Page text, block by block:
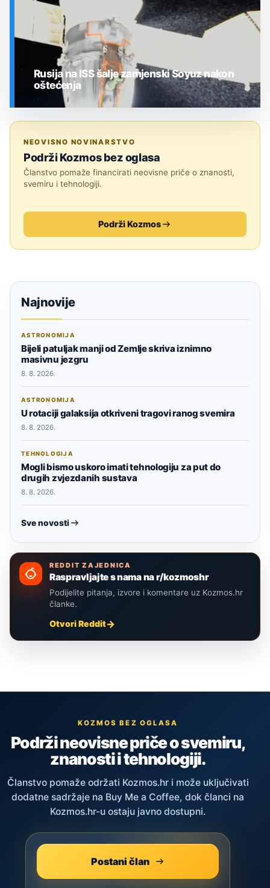
Rusija na ISS šalje zamjenski Soyuz nakon
oštećenja
NEOVISNO NOVINARSTVO
Podrži Kozmos bez oglasa
Članstvo pomaže financirati neovisne priče o znanosti,
svemiru i tehnologiji.
Podrži Kozmos
Najnovije
ASTRONOMIJA
Bijeli patuljak manji od Zemlje skriva iznimno
masivnu jezgru
8. 8. 2026.
ASTRONOMIJA
U rotaciji galaksija otkriveni tragovi ranog svemira
8. 8. 2026.
TEHNOLOGIJA
Mogli bismo uskoro imati tehnologiju za put do
drugih zvjezdanih sustava
8. 8. 2026.
Sve novosti
REDDIT ZAJEDNICA
Raspravljajte s nama na r/kozmoshr
Podijelite pitanja, izvore i komentare uz Kozmos.hr
članke.
Otvori Reddit
KOZMOS BEZ OGLASA
Podrži neovisne priče o svemiru,
znanosti i tehnologiji.
Članstvo pomaže održati Kozmos.hr i može uključivati
dodatne sadržaje na Buy Me a Coffee, dok članci na
Kozmos.hr-u ostaju javno dostupni.
Postani član